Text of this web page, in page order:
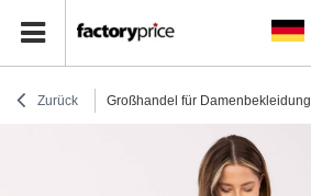
Zurück Großhandel für Damenbekleidung